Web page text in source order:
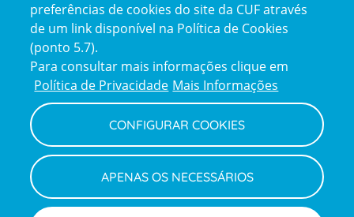
Reclamações
e
elogios
Policy
Política de Privacidade e Cookies
Termos e Condições
Declaração de Acessibilidade
Canal de Denúncias
Informações legais
preferências de cookies do site da CUF através
de um link disponível na Política de Cookies
(ponto 5.7).
Para consultar mais informações clique em
Política de Privacidade Mais Informações
CONFIGURAR COOKIES
APENAS OS NECESSÁRIOS